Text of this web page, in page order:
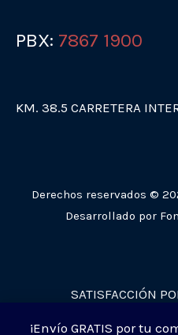
¡Envío GRATIS por tu
PBX: 7867 1900
KM. 38.5 CARRETERA
Derechos reservados ©
Desarrollado por
SATISFACCIÓN